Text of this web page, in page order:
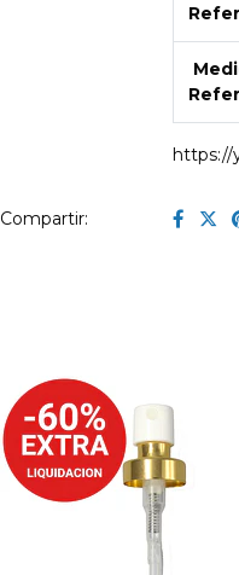
https://
Compartir: